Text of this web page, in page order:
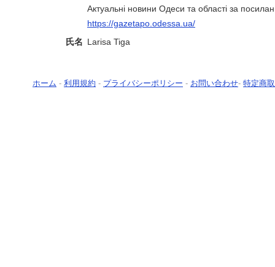
Актуальні новини Одеси та області за
https://gazetapo.odessa.ua/
氏名 Larisa Tiga
ホーム - 利用規約 - プライバシーポリシー - お問い合わせ- 特定商